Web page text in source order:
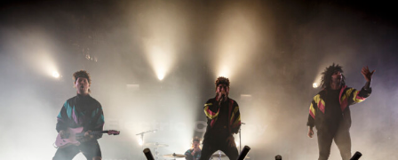
ELECTRIC
CALLBOY
ELECTRIC
CALLBOY
ELECTRIC
CALLBOY